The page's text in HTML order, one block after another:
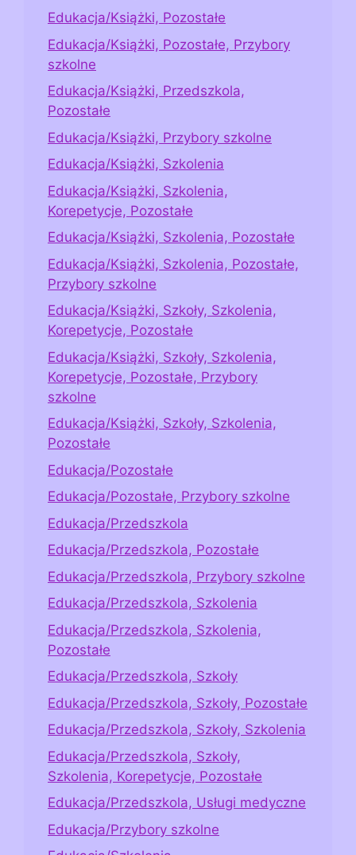
Edukacja/Książki, Pozostałe
Edukacja/Książki, Pozostałe, Przybory
szkolne
Edukacja/Książki, Przedszkola,
Pozostałe
Edukacja/Książki, Przybory szkolne
Edukacja/Książki, Szkolenia
Edukacja/Książki, Szkolenia,
Korepetycje, Pozostałe
Edukacja/Książki, Szkolenia, Pozostałe
Edukacja/Książki, Szkolenia, Pozostałe,
Przybory szkolne
Edukacja/Książki, Szkoły, Szkolenia,
Korepetycje, Pozostałe
Edukacja/Książki, Szkoły, Szkolenia,
Korepetycje, Pozostałe, Przybory
szkolne
Edukacja/Książki, Szkoły, Szkolenia,
Pozostałe
Edukacja/Pozostałe
Edukacja/Pozostałe, Przybory szkolne
Edukacja/Przedszkola
Edukacja/Przedszkola, Pozostałe
Edukacja/Przedszkola, Przybory szkolne
Edukacja/Przedszkola, Szkolenia
Edukacja/Przedszkola, Szkolenia,
Pozostałe
Edukacja/Przedszkola, Szkoły
Edukacja/Przedszkola, Szkoły, Pozostałe
Edukacja/Przedszkola, Szkoły, Szkolenia
Edukacja/Przedszkola, Szkoły,
Szkolenia, Korepetycje, Pozostałe
Edukacja/Przedszkola, Usługi medyczne
Edukacja/Przybory szkolne